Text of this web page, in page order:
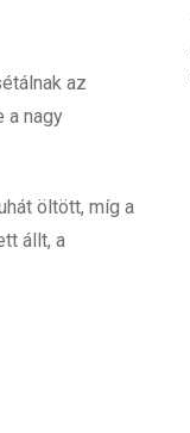
az
a nagy
öltött, míg a
állt, a